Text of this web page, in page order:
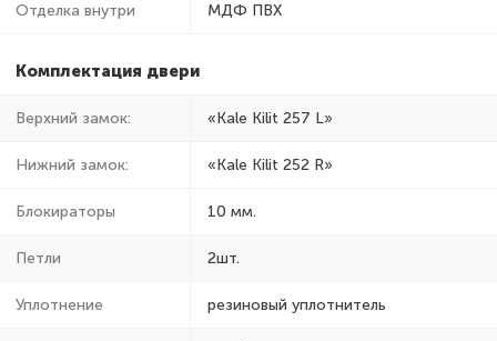
Отделка внутри МДФ ПВХ
Комплектация двери
Верхний замок: «Kale Kilit 257 L»
Нижний замок: «Kale Kilit 252 R»
Блокираторы 10 мм.
Петли 2шт.
Уплотнение резиновый уплотнитель